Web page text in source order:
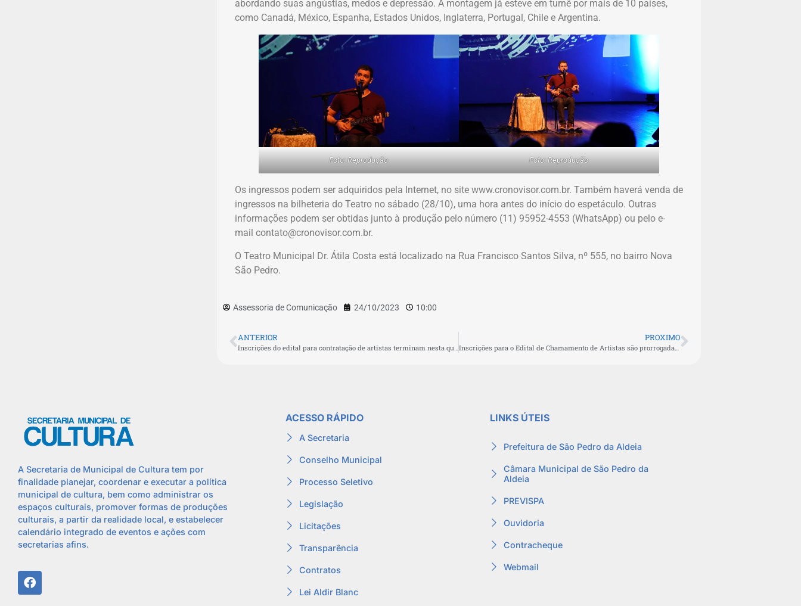
abordando suas angústias, medos e depressão. A montagem já esteve em turnê por mais de 10 países,
como Canadá, México, Espanha, Estados Unidos, Inglaterra, Portugal, Chile e Argentina.
Foto: Reprodução Foto: Reprodução
Os ingressos podem ser adquiridos pela Internet, no site www.cronovisor.com.br. Também haverá venda de
ingressos na bilheteria do Teatro no sábado (28/10), uma hora antes do início do espetáculo. Outras
informações podem ser obtidas junto à produção pelo número (11) 95952-4553 (WhatsApp) ou pelo e-
mail contato@cronovisor.com.br.
O Teatro Municipal Dr. Átila Costa está localizado na Rua Francisco Santos Silva, nº 555, no bairro Nova
São Pedro.
Assessoria de Comunicação 24/10/2023 10:00
ANTERIOR PROXIMO
A Secretaria de Municipal de Cultura tem por
finalidade planejar, coordenar e executar a política
municipal de cultura, bem como administrar os
espaços culturais, promover formas de produções
culturais, a partir da realidade local, e estabelecer
calendário integrado de eventos e ações com
secretarias afins.
ACESSO RÁPIDO
A Secretaria
Conselho Municipal
Processo Seletivo
Legislação
Licitações
Transparência
Contratos
Lei Aldir Blanc
LINKS ÚTEIS
Prefeitura de São Pedro da Aldeia
Câmara Municipal de São Pedro da
Aldeia
PREVISPA
Ouvidoria
Contracheque
Webmail